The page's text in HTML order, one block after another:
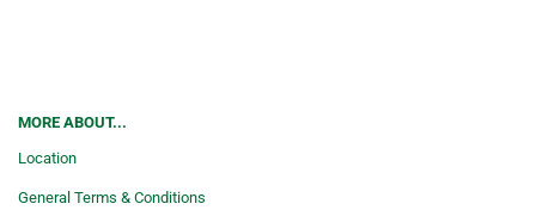
MORE ABOUT...
Location
General Terms & Conditions